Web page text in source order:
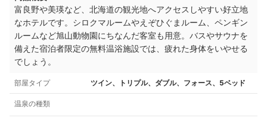
富良野や美瑛など、北海道の観光地へアクセスしやすい好立地
なホテルです。 シロクマルームやえぞひぐまルーム、ペンギン
ルームなど旭山動物園にちなんだ客室も用意。 バスやサウナを
備えた宿泊者限定の無料温浴施設では、疲れた身体をいやせる
でしょう。
部屋タイプ ツイン、トリプル、ダブル、フォース、5ベッド
温泉の種類